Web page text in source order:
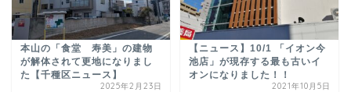
本山の「食堂 寿美」の建物
が解体されて更地になりまし
た【千種区ニュース】
2025年2月23日
【ニュース】10/1 「イオン今
池店」が現存する最も古いイ
オンになりました！！
2021年10月5日